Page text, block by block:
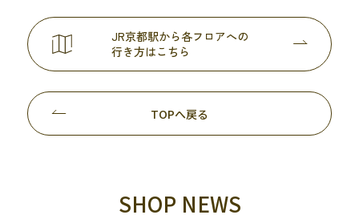
JR京都駅から各フロアへの
行き方はこちら
TOPへ戻る
SHOP NEWS